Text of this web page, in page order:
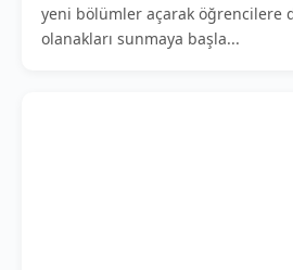
yeni bölümler açarak öğrencilere
olanakları sunmaya başla...